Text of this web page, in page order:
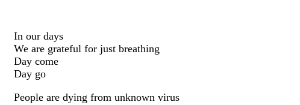
In our days
We are grateful for just breathing
Day come
Day go
People are dying from unknown virus